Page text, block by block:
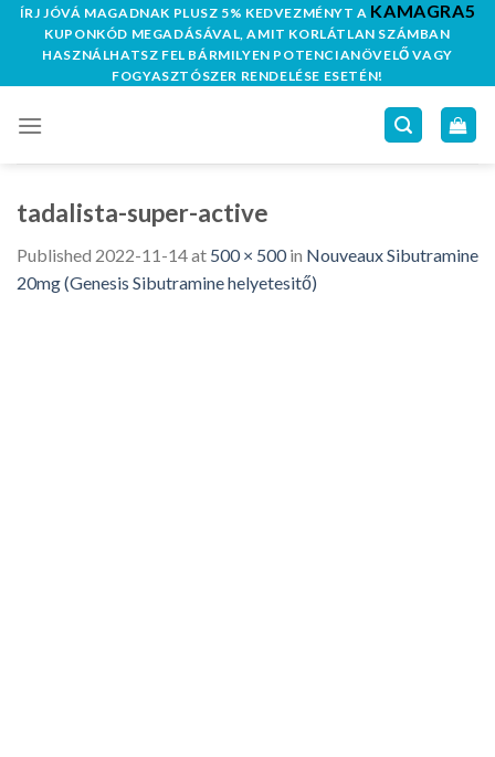
SkipÍRJ JÓVÁ MAGADNAK PLUSZ 5% KEDVEZMÉNYT A KAMAGRA5
KUPONKÓD MEGADÁSÁVAL, AMIT KORLÁTLAN SZÁMBAN
HASZNÁLHATSZ FEL BÁRMILYEN POTENCIANÖVELŐ VAGY
FOGYASZTÓSZER RENDELÉSE ESETÉN!
tadalista-super-active
Published 2022-11-14at 500 × 500in Nouveaux Sibutramine
20mg (Genesis Sibutramine helyetesitő)